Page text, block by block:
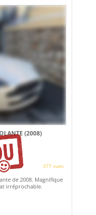
(2008)
377 vues
de 2008. Magnifique
irréprochable.